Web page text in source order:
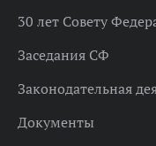
30 лет Совету
Заседания СФ
Законодательная
Документы